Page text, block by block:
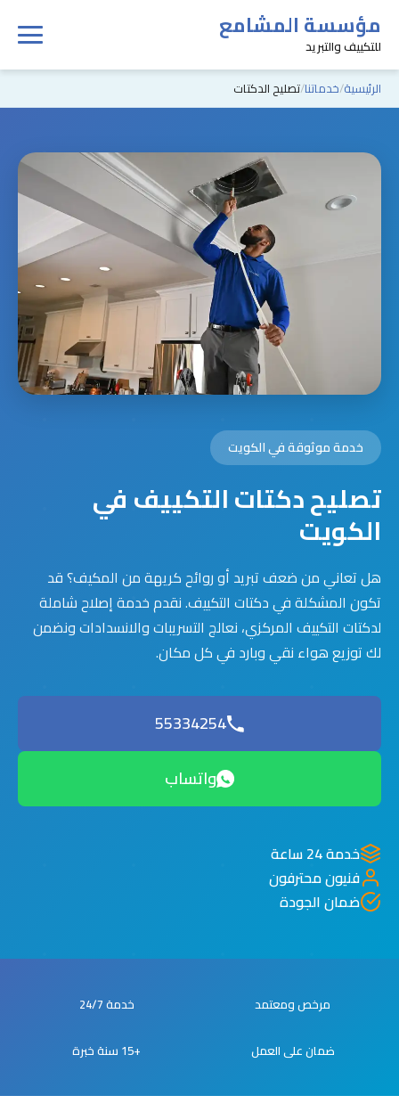
مؤسسة المشامع
للتكييف والتبريد
الرئيسية خدماتنا تصليح الدكتات
خدمة موثوقة في الكويت
تصليح دكتات التكييف في
الكويت
هل تعاني من ضعف تبريد أو روائح كريهة من المكيف؟ قد
تكون المشكلة في دكتات التكييف. نقدم خدمة إصلاح شاملة
لدكتات التكييف المركزي، نعالج التسريبات والانسدادات ونضمن
لك توزيع هواء نقي وبارد في كل مكان.
55334254
واتساب
خدمة 24 ساعة
فنيون محترفون
ضمان الجودة
مرخص ومعتمد خدمة 24/7
ضمان على العمل +15 سنة خبرة